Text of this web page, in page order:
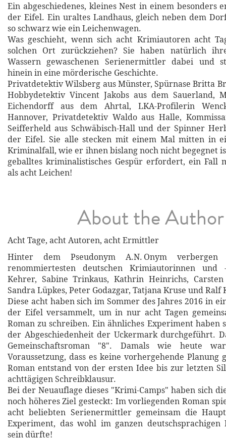
Ein abgeschiedenes, kleines Nest in einem besonders
der Eifel. Ein uraltes Landhaus, gleich neben dem
so schwarz wie ein Leichenwagen.
Was geschieht, wenn sich acht Krimiautoren acht
solchen Ort zurückziehen? Sie haben natürlich
Wassern gewaschenen Serienermittler dabei und
hinein in eine mörderische Geschichte.
Privatdetektiv Wilsberg aus Münster, Spürnase Britta
Hobbydetektiv Vincent Jakobs aus dem Sauerland,
Eichendorff aus dem Ahrtal, LKA-Profilerin
Hannover, Privatdetektiv Waldo aus Halle,
Seifferheld aus Schwäbisch-Hall und der Spinner
der Eifel. Sie alle stecken mit einem Mal mitten in
Kriminalfall, wie er ihnen bislang noch nicht begegnet
geballtes kriminalistisches Gespür erfordert, ein Fall
als acht Leichen!
About the Author
Acht Tage, acht Autoren, acht Ermittler
Hinter dem Pseudonym A.N. Onym
renommiertesten deutschen Krimiautorinnen und
Kehrer, Sabine Trinkaus, Kathrin Heinrichs, Carsten
Sandra Lüpkes, Peter Godazgar, Tatjana Kruse und Ralf
Diese acht haben sich im Sommer des Jahres 2016 in
der Eifel versammelt, um in nur acht Tagen
Roman zu schreiben. Ein ähnliches Experiment haben
der Abgeschiedenheit der Uckermark durchgeführt.
Gemeinschaftsroman "8". Damals wie heute
Voraussetzung, dass es keine vorhergehende Planung
Roman entstand von der ersten Idee bis zur letzten
achttägigen Schreibklausur.
Bei der Neuauflage dieses "Krimi-Camps" haben sich
noch höheres Ziel gesteckt: Im vorliegenden Roman
acht beliebten Serienermittler gemeinsam die
Experiment, das wohl im ganzen deutschsprachigen
sein dürfte!